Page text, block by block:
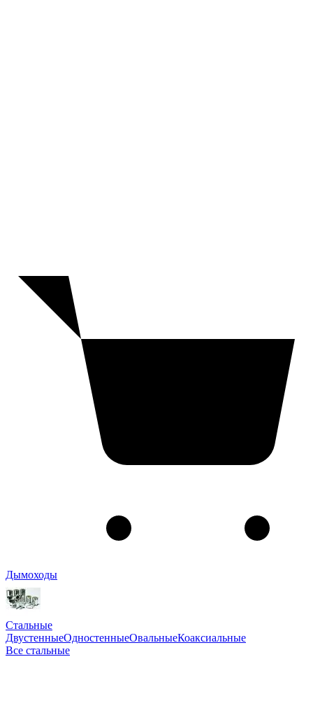
Дымоходы
Стальные
ДвустенныеОдностенныеОвальныеКоаксиальные
Все стальные